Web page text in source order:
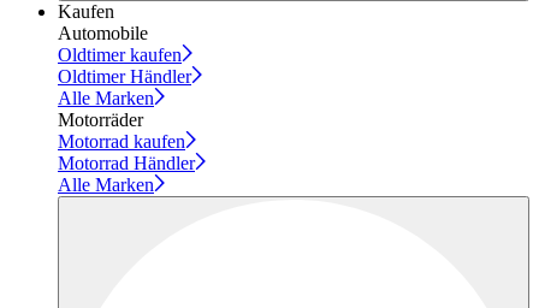
Kaufen
Automobile
Oldtimer kaufen
Oldtimer Händler
Alle Marken
Motorräder
Motorrad kaufen
Motorrad Händler
Alle Marken